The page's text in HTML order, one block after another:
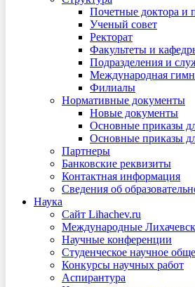
Почетные доктора и
Ученый совет
Ректорат
Факультеты и
Подразделения и
Международная
Филиалы
Нормативные документы
Новые документы
Основные приказы
Основные приказы
Партнеры
Банковские реквизиты
Контактная информация
Сведения об
Наука
Сайт Lihachev.ru
Международные
Научные конференции
Студенческое научное
Конкурсы научных работ
Аспирантура